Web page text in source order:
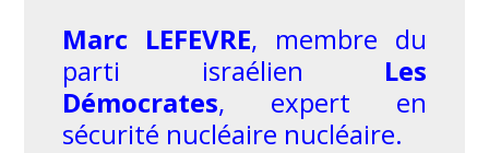
Marc LEFEVRE, membre du
parti israélien Les
Démocrates, expert en
sécurité nucléaire nucléaire.